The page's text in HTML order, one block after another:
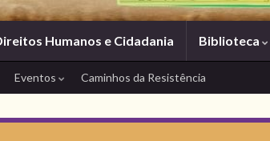
Humanos e Cidadania Biblioteca
Eventos Caminhos da Resistência